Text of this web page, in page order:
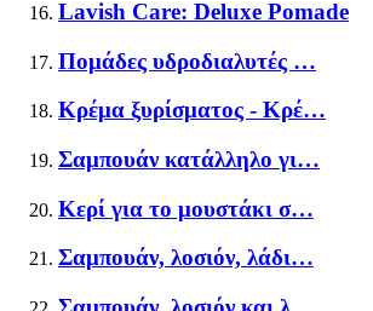
Lavish Care: Deluxe Pomade
Πομάδες υδροδιαλυτές …
Κρέμα ξυρίσματος - Κρέ…
Σαμπουάν κατάλληλο γι…
Κερί για το μουστάκι σ…
Σαμπουάν, λοσιόν, λάδι…